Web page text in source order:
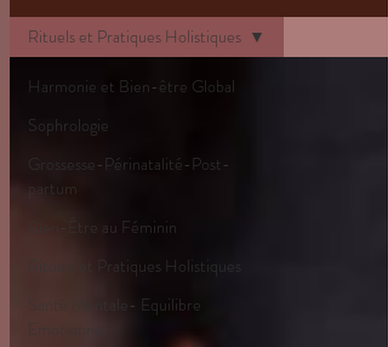
Harmonie et Bien-être Global
Sophrologie
Grossesse-Périnatalité-Post-
partum
Bien-Être au Féminin
Rituels et Pratiques Holistiques
Santé Mentale- Equilibre
Rituels et Pratiques Holistiques